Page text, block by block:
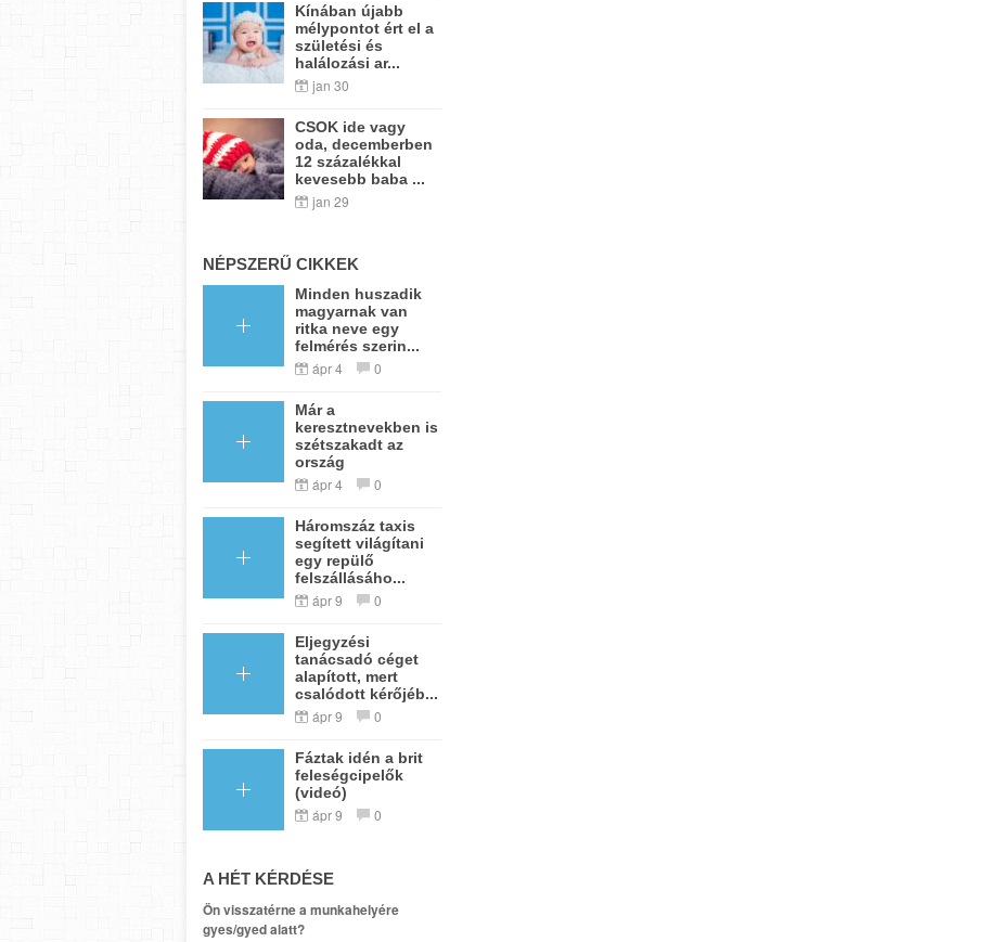
Kínában újabb
mélypontot ért el a
születési és
halálozási ar...
jan 30
CSOK ide vagy
oda, decemberben
12 százalékkal
kevesebb baba ...
jan 29
NÉPSZERŰ CIKKEK
Minden huszadik
magyarnak van
ritka neve egy
felmérés szerin...
ápr 4 0
Már a
keresztnevekben is
szétszakadt az
ország
ápr 4 0
Háromszáz taxis
segített világítani
egy repülő
felszállásáho...
ápr 9 0
Eljegyzési
tanácsadó céget
alapított, mert
csalódott kérőjéb...
ápr 9 0
Fáztak idén a brit
feleségcipelők
(videó)
ápr 9 0
A HÉT KÉRDÉSE
Ön visszatérne a munkahelyére
gyes/gyed alatt?